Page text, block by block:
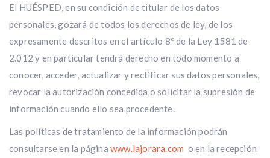
El HUÉSPED, en su condición de titular de los datos
personales, gozará de todos los derechos de ley, de los
expresamente descritos en el artículo 8º de la Ley 1581 de
2.012 y en particular tendrá derecho en todo momento a
conocer, acceder, actualizar y rectificar sus datos personales,
revocar la autorización concedida o solicitar la supresión de
información cuando ello sea procedente.
Las políticas de tratamiento de la información podrán
consultarse en la página www.lajorara.com o en la recepción